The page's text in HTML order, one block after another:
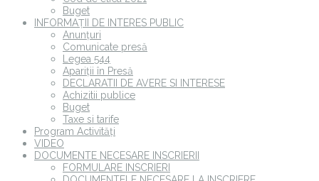
Buget
INFORMAȚII DE INTERES PUBLIC
Anunțuri
Comunicate presă
Legea 544
Apariții în Presă
DECLARATII DE AVERE SI INTERESE
Achizitii publice
Buget
Taxe si tarife
Program Activități
VIDEO
DOCUMENTE NECESARE INSCRIERII
FORMULARE INSCRIERI